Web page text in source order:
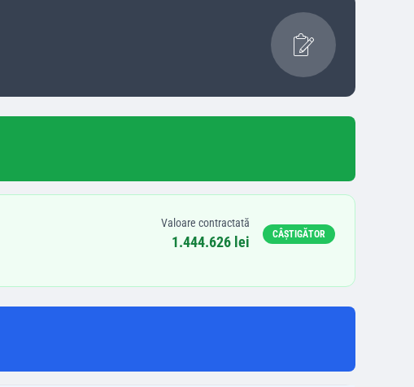
Valoare contractată
1.444.626 lei CÂȘTIGĂTOR